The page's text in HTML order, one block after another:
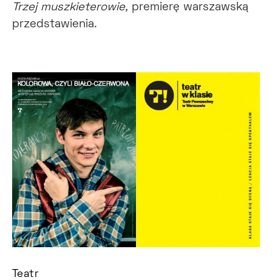
Trzej muszkieterowie, premierę warszawską
przedstawienia.
Teatr